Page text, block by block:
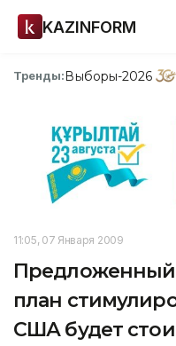
KAZINFORM
Тренды:Выборы-2026
11:05, 07 Января 2009
план
США будет